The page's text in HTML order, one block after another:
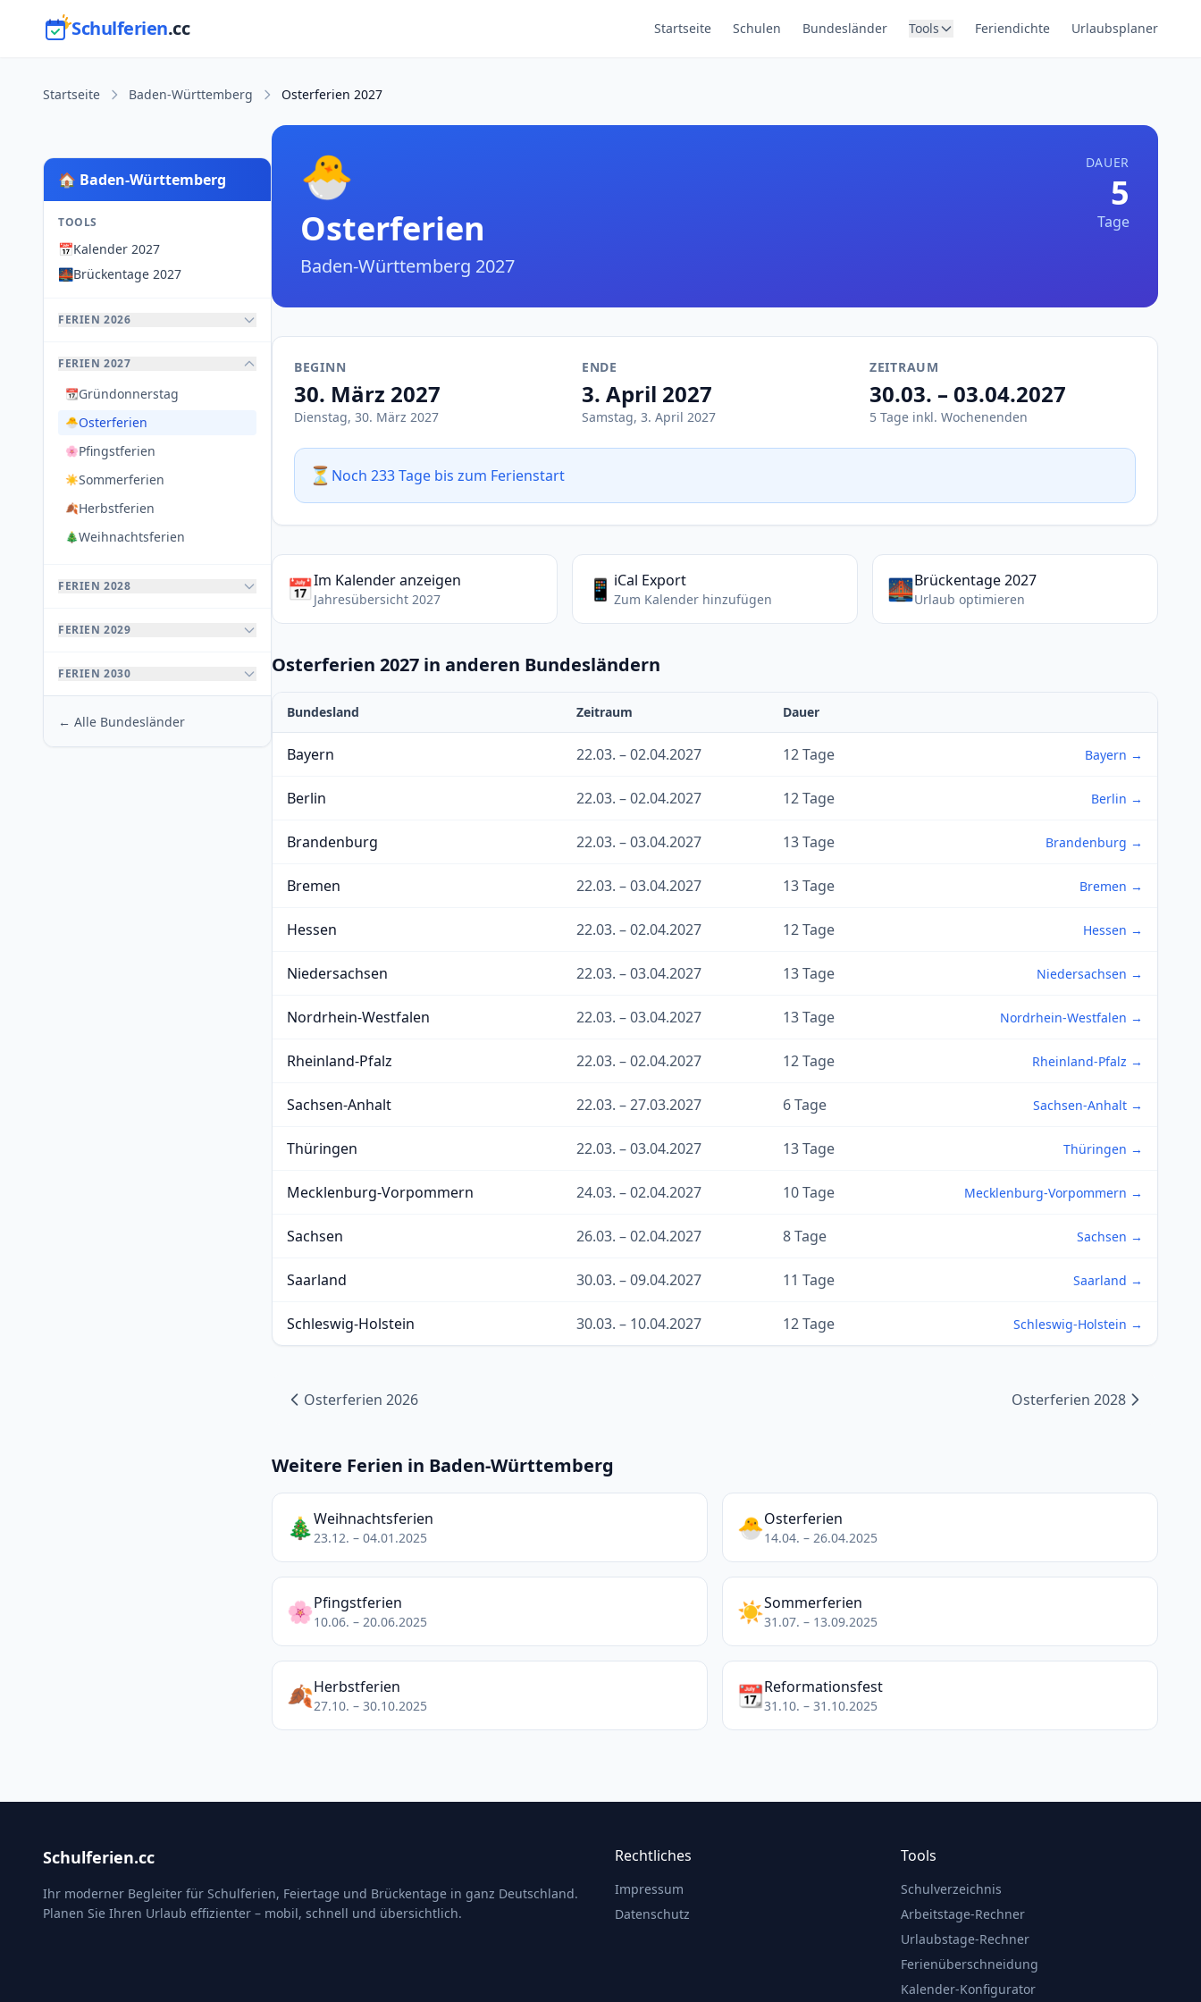
Schulferien.cc Startseite Schulen Bundesländer Tools Feriendichte Urlaubsplaner
Startseite Baden-Württemberg Osterferien 2027
🏠 Baden-Württemberg
TOOLS
📅Kalender 2027
🌉Brückentage 2027
FERIEN 2026
FERIEN 2027
📆Gründonnerstag
🐣Osterferien
🌸Pfingstferien
☀️Sommerferien
🍂Herbstferien
🎄Weihnachtsferien
FERIEN 2028
FERIEN 2029
FERIEN 2030
← Alle Bundesländer
🐣
Osterferien
Baden-Württemberg 2027
DAUER
5
Tage
BEGINN
30. März 2027
Dienstag, 30. März 2027
ENDE
3. April 2027
Samstag, 3. April 2027
ZEITRAUM
30.03. – 03.04.2027
5 Tage inkl. Wochenenden
⏳ Noch 233 Tage bis zum Ferienstart
📅Im Kalender anzeigen
Jahresübersicht 2027 📱 iCal Export
Zum Kalender hinzufügen 🌉Brückentage 2027
Urlaub optimieren
Osterferien 2027 in anderen Bundesländern
Bundesland Zeitraum Dauer
Bayern 22.03. – 02.04.2027 12 Tage Bayern →
Berlin 22.03. – 02.04.2027 12 Tage Berlin →
Brandenburg 22.03. – 03.04.2027 13 Tage Brandenburg →
Bremen 22.03. – 03.04.2027 13 Tage Bremen →
Hessen 22.03. – 02.04.2027 12 Tage Hessen →
Niedersachsen 22.03. – 03.04.2027 13 Tage Niedersachsen →
Nordrhein-Westfalen 22.03. – 03.04.2027 13 Tage Nordrhein-Westfalen →
Rheinland-Pfalz 22.03. – 02.04.2027 12 Tage Rheinland-Pfalz →
Sachsen-Anhalt 22.03. – 27.03.2027 6 Tage Sachsen-Anhalt →
Thüringen 22.03. – 03.04.2027 13 Tage Thüringen →
Mecklenburg-Vorpommern 24.03. – 02.04.2027 10 Tage Mecklenburg-Vorpommern →
Sachsen 26.03. – 02.04.2027 8 Tage Sachsen →
Saarland 30.03. – 09.04.2027 11 Tage Saarland →
Schleswig-Holstein 30.03. – 10.04.2027 12 Tage Schleswig-Holstein →
Osterferien 2026 Osterferien 2028
Weitere Ferien in Baden-Württemberg
🎄Weihnachtsferien
23.12. – 04.01.2025 🐣Osterferien
14.04. – 26.04.2025
🌸Pfingstferien
10.06. – 20.06.2025 ☀️Sommerferien
31.07. – 13.09.2025
🍂Herbstferien
27.10. – 30.10.2025 📆Reformationsfest
31.10. – 31.10.2025
Schulferien.cc
Ihr moderner Begleiter für Schulferien, Feiertage und Brückentage in ganz Deutschland.
Planen Sie Ihren Urlaub effizienter – mobil, schnell und übersichtlich.
Rechtliches
Impressum
Datenschutz
Tools
Schulverzeichnis
Arbeitstage-Rechner
Urlaubstage-Rechner
Ferienüberschneidung
Kalender-Konfigurator